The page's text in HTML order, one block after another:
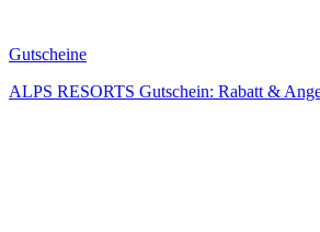
Gutscheine
ALPS RESORTS Gutschein: Rabatt &